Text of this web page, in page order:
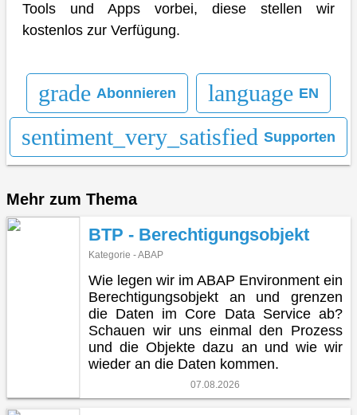
Tools und Apps vorbei, diese stellen wir
kostenlos zur Verfügung.
grade Abonnieren language EN
sentiment_very_satisfied Supporten
Mehr zum Thema
BTP - Berechtigungsobjekt
Kategorie - ABAP
Wie legen wir im ABAP Environment ein
Berechtigungsobjekt an und grenzen
die Daten im Core Data Service ab?
Schauen wir uns einmal den Prozess
und die Objekte dazu an und wie wir
wieder an die Daten kommen.
07.08.2026